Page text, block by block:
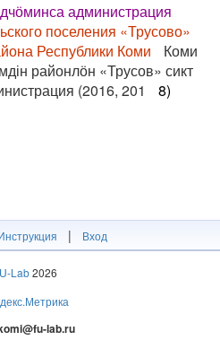
администрация
поселения «Трусово»
Республики Коми
Коми
районлӧн «Трусов» сикт
(2016, 201
8)
| Вход
Lab2026
lab.ru